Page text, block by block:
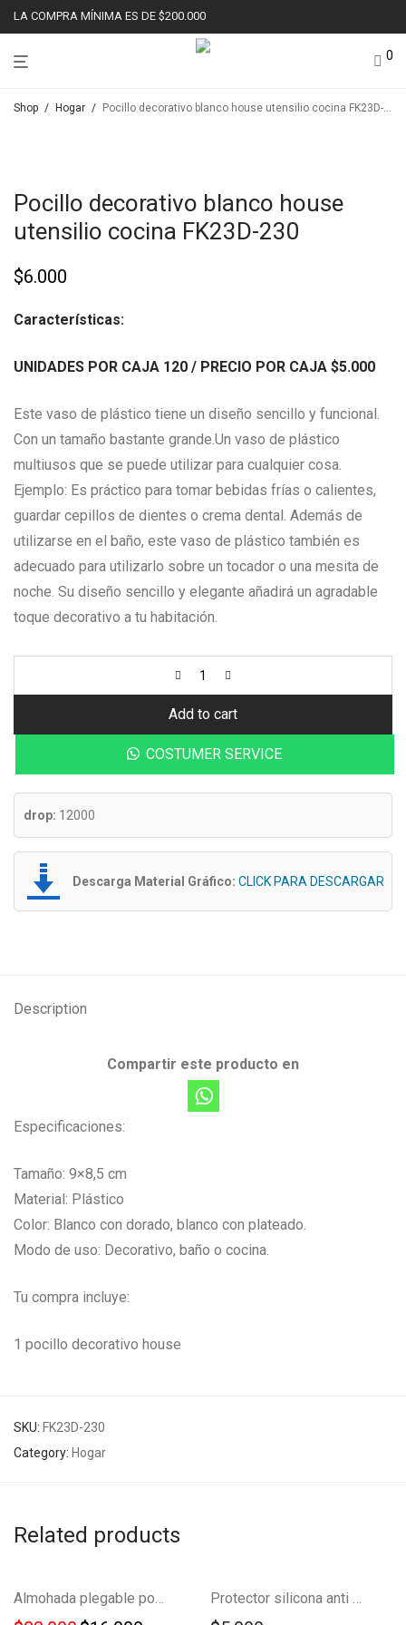
LA COMPRA MÍNIMA ES DE $200.000
0
Shop / Hogar / Pocillo decorativo blanco house utensilio cocina FK23D-230
Pocillo decorativo blanco house
utensilio cocina FK23D-230
$6.000
Características:
UNIDADES POR CAJA 120 / PRECIO POR CAJA $5.000
Este vaso de plástico tiene un diseño sencillo y funcional.
Con un tamaño bastante grande.Un vaso de plástico
multiusos que se puede utilizar para cualquier cosa.
Ejemplo: Es práctico para tomar bebidas frías o calientes,
guardar cepillos de dientes o crema dental. Además de
utilizarse en el baño, este vaso de plástico también es
adecuado para utilizarlo sobre un tocador o una mesita de
noche. Su diseño sencillo y elegante añadirá un agradable
toque decorativo a tu habitación.
Add to cart
COSTUMER SERVICE
drop: 12000
Descarga Material Gráfico: CLICK PARA DESCARGAR
Description
Compartir este producto en
Especificaciones:
Tamaño: 9×8,5 cm
Material: Plástico
Color: Blanco con dorado, blanco con plateado.
Modo de uso: Decorativo, baño o cocina.
Tu compra incluye:
1 pocillo decorativo house
SKU: FK23D-230
Category: Hogar
Related products
-
30%
NUEVO!
Almohada plegable portátil cojín descanso FK23C-20 Protector silicona anti Adherente Air Fryer 20.2 CM FK22-75